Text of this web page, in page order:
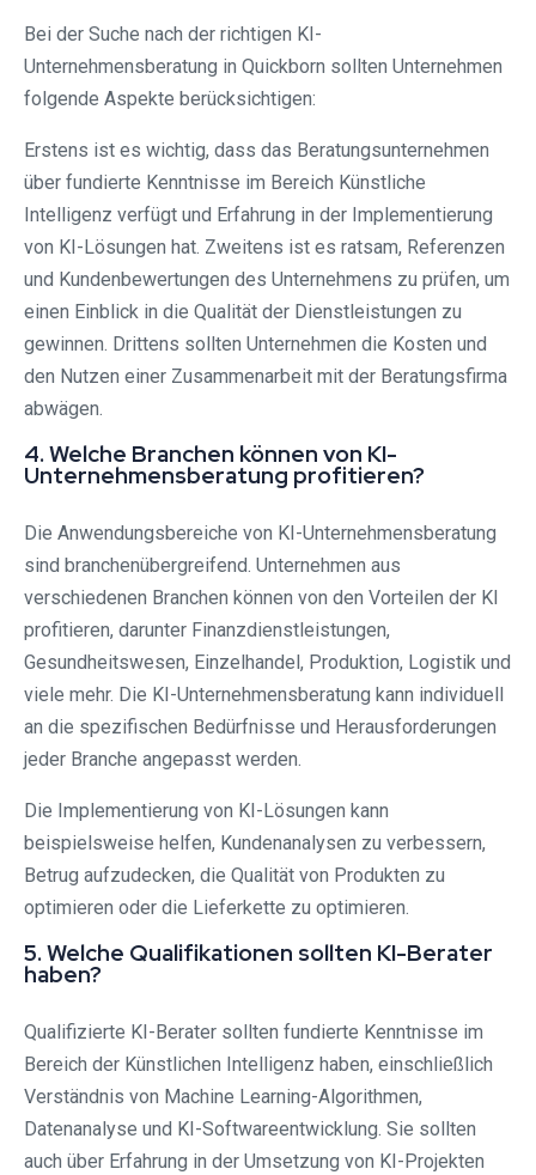
Bei der Suche nach der richtigen KI-
Unternehmensberatung in Quickborn sollten Unternehmen
folgende Aspekte berücksichtigen:
Erstens ist es wichtig, dass das Beratungsunternehmen
über fundierte Kenntnisse im Bereich Künstliche
Intelligenz verfügt und Erfahrung in der Implementierung
von KI-Lösungen hat. Zweitens ist es ratsam, Referenzen
und Kundenbewertungen des Unternehmens zu prüfen, um
einen Einblick in die Qualität der Dienstleistungen zu
gewinnen. Drittens sollten Unternehmen die Kosten und
den Nutzen einer Zusammenarbeit mit der Beratungsfirma
abwägen.
4. Welche Branchen können von KI-
Unternehmensberatung profitieren?
Die Anwendungsbereiche von KI-Unternehmensberatung
sind branchenübergreifend. Unternehmen aus
verschiedenen Branchen können von den Vorteilen der KI
profitieren, darunter Finanzdienstleistungen,
Gesundheitswesen, Einzelhandel, Produktion, Logistik und
viele mehr. Die KI-Unternehmensberatung kann individuell
an die spezifischen Bedürfnisse und Herausforderungen
jeder Branche angepasst werden.
Die Implementierung von KI-Lösungen kann
beispielsweise helfen, Kundenanalysen zu verbessern,
Betrug aufzudecken, die Qualität von Produkten zu
optimieren oder die Lieferkette zu optimieren.
5. Welche Qualifikationen sollten KI-Berater
haben?
Qualifizierte KI-Berater sollten fundierte Kenntnisse im
Bereich der Künstlichen Intelligenz haben, einschließlich
Verständnis von Machine Learning-Algorithmen,
Datenanalyse und KI-Softwareentwicklung. Sie sollten
auch über Erfahrung in der Umsetzung von KI-Projekten